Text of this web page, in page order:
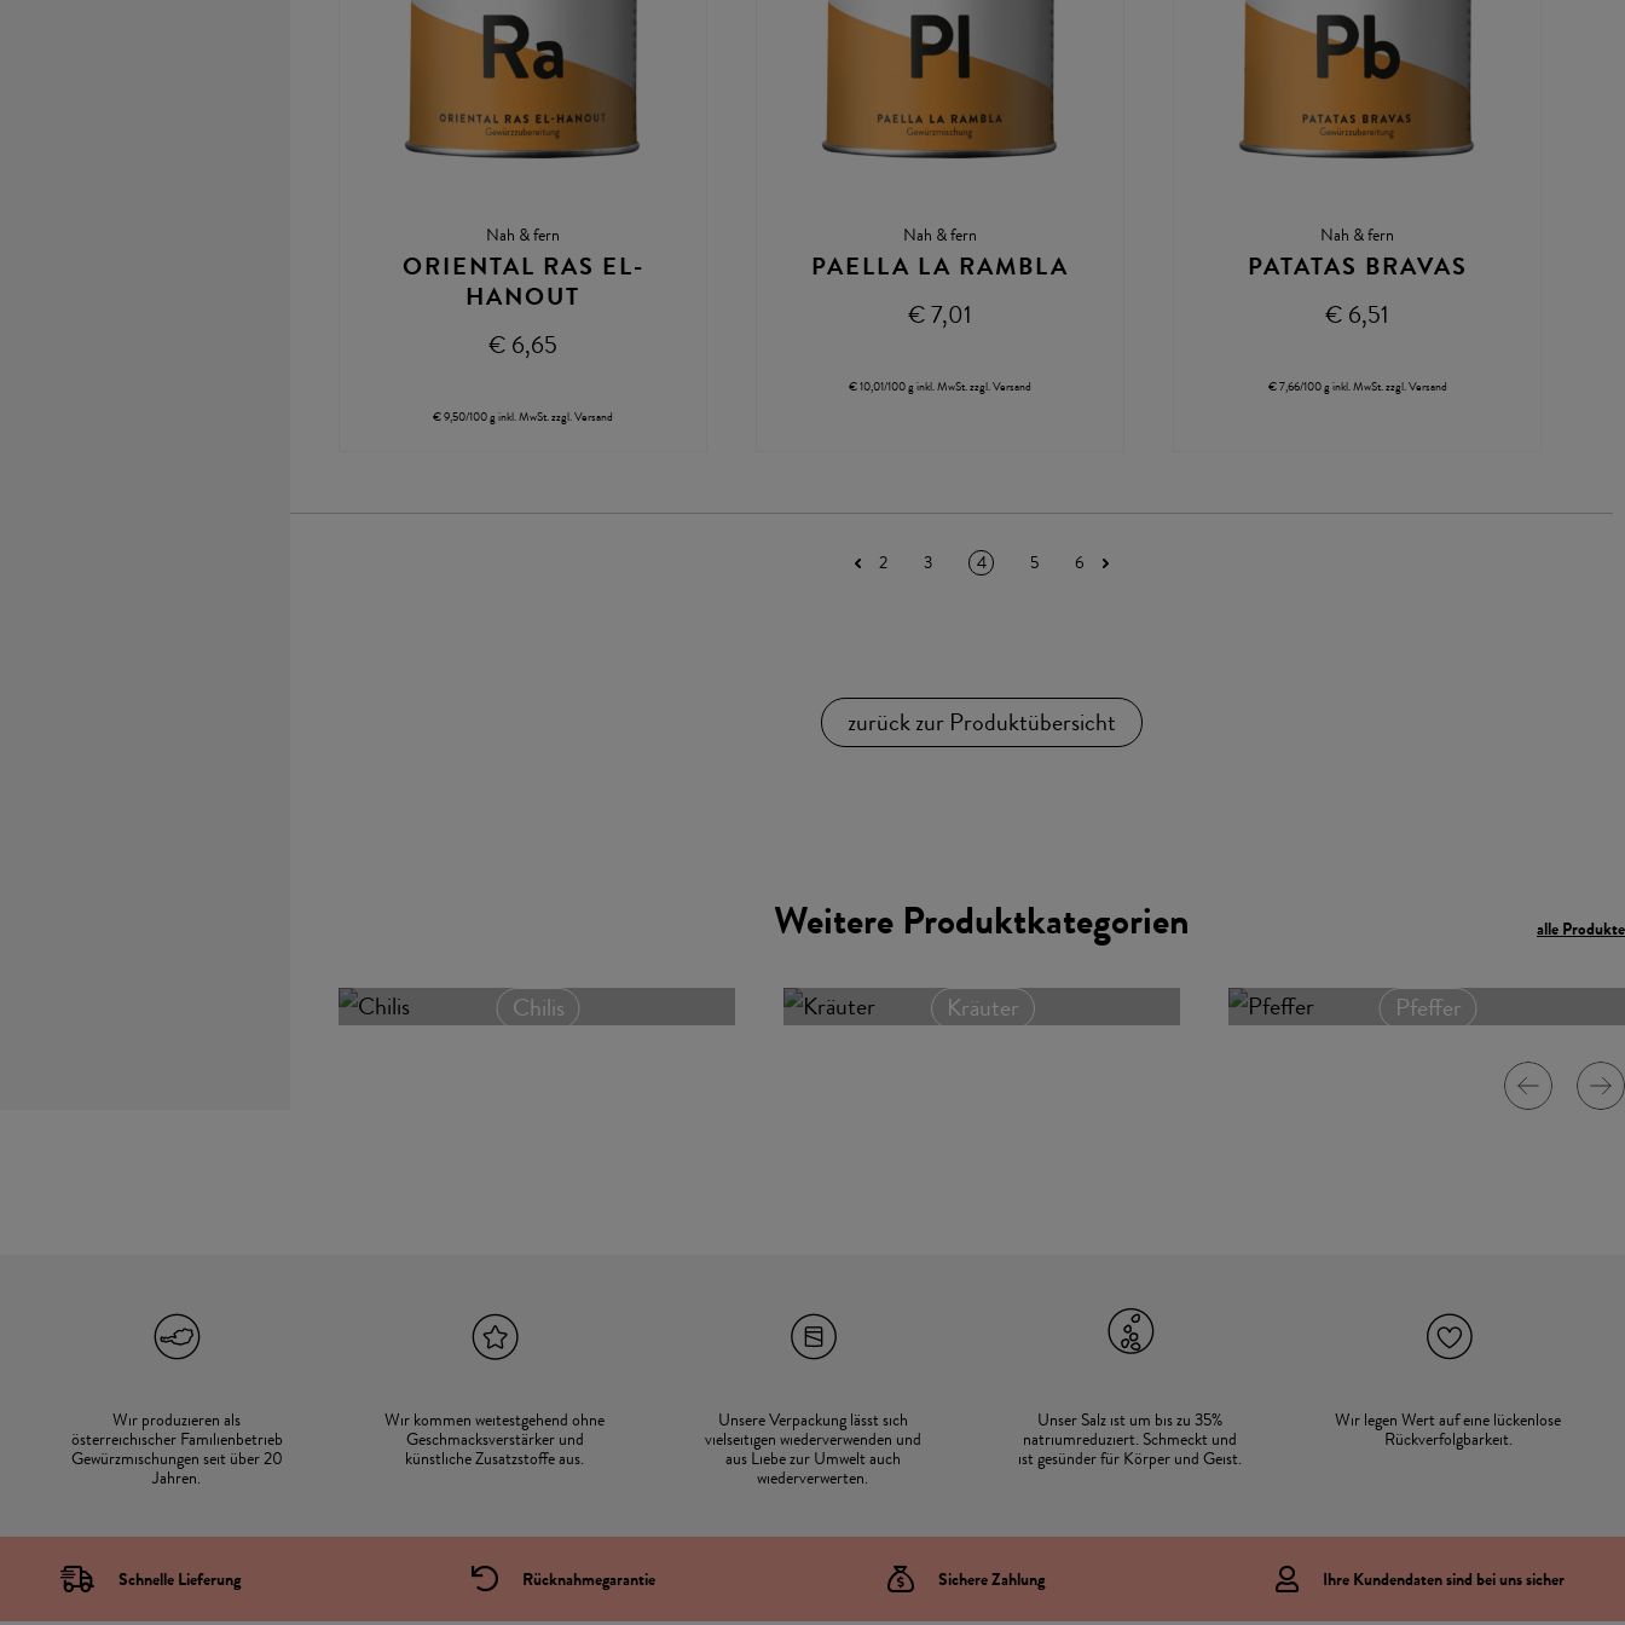
Nah & fern
ORIENTAL RAS EL-
HANOUT
€ 6,65
€ 9,50/100 g inkl. MwSt.zzgl.Versand
Nah & fern
PAELLA LA RAMBLA
€ 7,01
€ 10,01/100 g inkl. MwSt.zzgl.Versand
Nah & fern
PATATAS BRAVAS
€ 6,51
€ 7,66/100 g inkl. MwSt.zzgl.Versand
2 3 4 5 6
zurück zur Produktübersicht
Weitere Produktkategorien alle Produkte
Chilis Kräuter Pfeffer
Wir produzieren als
österreichischer Familienbetrieb
Gewürzmischungen seit über 20
Jahren.
Wir kommen weitestgehend ohne
Geschmacksverstärker und
künstliche Zusatzstoffe aus.
Unsere Verpackung lässt sich
vielseitigen wiederverwenden und
aus Liebe zur Umwelt auch
wiederverwerten.
Unser Salz ist um bis zu 35%
natriumreduziert. Schmeckt und
ist gesünder für Körper und Geist.
Wir legen Wert auf eine lückenlose
Rückverfolgbarkeit.
Schnelle Lieferung Rücknahmegarantie Sichere Zahlung Ihre Kundendaten sind bei uns sicher